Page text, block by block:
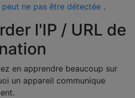
peut ne pas être détectée .
l'IP / URL de
en apprendre beaucoup sur
un appareil communique